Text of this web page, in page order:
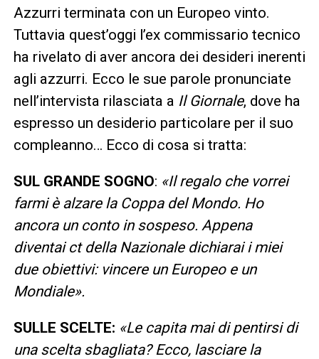
Azzurri terminata con un Europeo vinto.
Tuttavia quest’oggi l’ex commissario tecnico
ha rivelato di aver ancora dei desideri inerenti
agli azzurri. Ecco le sue parole pronunciate
nell’intervista rilasciata a Il Giornale, dove ha
espresso un desiderio particolare per il suo
compleanno… Ecco di cosa si tratta:
SUL GRANDE SOGNO: «Il regalo che vorrei
farmi è alzare la Coppa del Mondo. Ho
ancora un conto in sospeso. Appena
diventai ct della Nazionale dichiarai i miei
due obiettivi: vincere un Europeo e un
Mondiale».
SULLE SCELTE: «Le capita mai di pentirsi di
una scelta sbagliata? Ecco, lasciare la